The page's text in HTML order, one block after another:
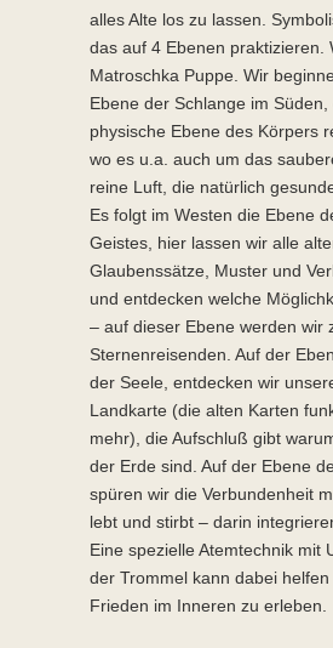
alles Alte los zu lassen.
das auf 4 Ebenen praktizieren.
Matroschka Puppe. Wir
Ebene der Schlange im Süden,
physische Ebene des Körpers
wo es u.a. auch um das
reine Luft, die natürlich
Es folgt im Westen die Ebene
Geistes, hier lassen wir alle
Glaubenssätze, Muster und
und entdecken welche
– auf dieser Ebene werden wir
Sternenreisenden. Auf der
der Seele, entdecken wir
Landkarte (die alten Karten
mehr), die Aufschluß gibt
der Erde sind. Auf der Ebene
spüren wir die Verbundenheit
lebt und stirbt – darin
Eine spezielle Atemtechnik mit
der Trommel kann dabei
Frieden im Inneren zu erleben.